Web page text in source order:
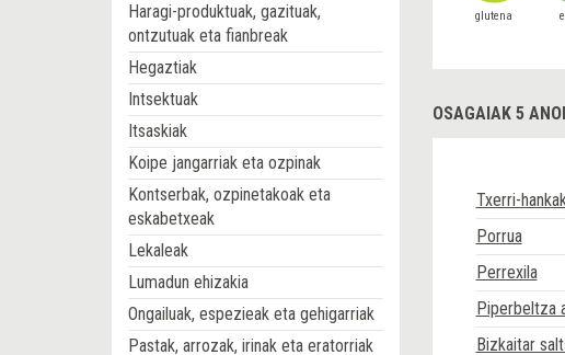
Haragi-produktuak, gazituak,
ontzutuak eta fianbreak
Hegaztiak
Intsektuak
Itsaskiak
Koipe jangarriak eta ozpinak
Kontserbak, ozpinetakoak eta
eskabetxeak
Lekaleak
Lumadun ehizakia
Ongailuak, espezieak eta gehigarriak
Pastak, arrozak, irinak eta eratorriak
glutena
OSAGAIAK 5
Txerri-
Porrua
Perrexila
Piperbeltza
Bizkaitar